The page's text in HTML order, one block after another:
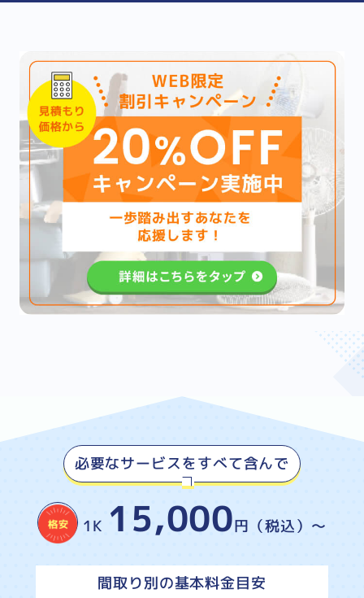
必要なサービスをすべて含んで
1K 15,000円（税込）～
間取り別の基本料金目安